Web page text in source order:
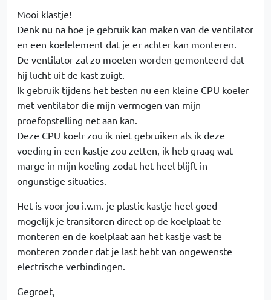
Mooi klastje!
Denk nu na hoe je gebruik kan maken van de ventilator
en een koelelement dat je er achter kan monteren.
De ventilator zal zo moeten worden gemonteerd dat
hij lucht uit de kast zuigt.
Ik gebruik tijdens het testen nu een kleine CPU koeler
met ventilator die mijn vermogen van mijn
proefopstelling net aan kan.
Deze CPU koelr zou ik niet gebruiken als ik deze
voeding in een kastje zou zetten, ik heb graag wat
marge in mijn koeling zodat het heel blijft in
ongunstige situaties.
Het is voor jou i.v.m. je plastic kastje heel goed
mogelijk je transitoren direct op de koelplaat te
monteren en de koelplaat aan het kastje vast te
monteren zonder dat je last hebt van ongewenste
electrische verbindingen.
Gegroet,